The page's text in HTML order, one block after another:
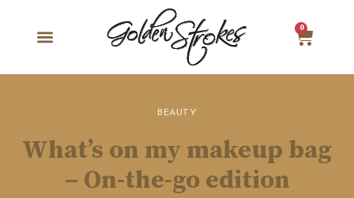
0
BEAUTY
What’s on my makeup bag
– On-the-go edition